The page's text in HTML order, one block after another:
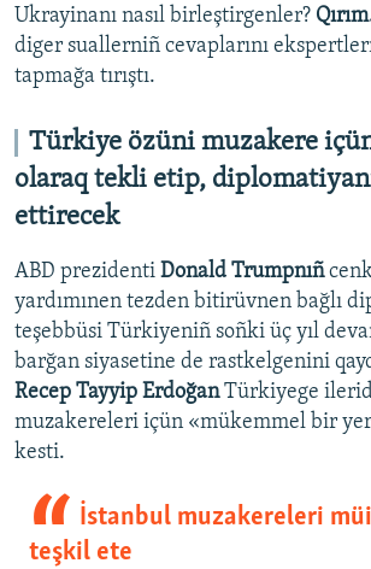
Ukrayinanı nasıl birleştirgenler?
diger suallerniñ cevaplarını
tapmağa tırıştı.
Türkiye özüni muzakere
olaraq tekli etip,
ettirecek
ABD prezidenti Donald Trumpnıñ
yardımınen tezden bitirüvnen bağlı
teşebbüsi Türkiyeniñ soñki üç yıl
barğan siyasetine de rastkelgenini
Recep Tayyip ErdoğanTürkiyege
muzakereleri içün «mükemmel bir
kesti.
İstanbul muzakereleri
teşkil ete